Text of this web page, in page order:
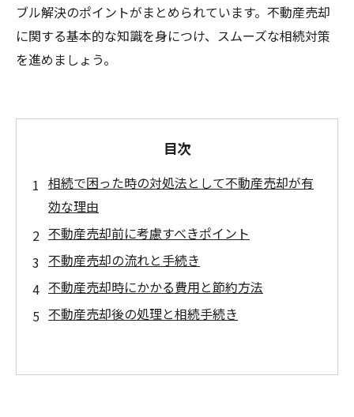
ブル解決のポイントがまとめられています。不動産売却
に関する基本的な知識を身につけ、スムーズな相続対策
を進めましょう。
目次
相続で困った時の対処法として不動産売却が有
効な理由
不動産売却前に考慮すべきポイント
不動産売却の流れと手続き
不動産売却時にかかる費用と節約方法
不動産売却後の処理と相続手続き